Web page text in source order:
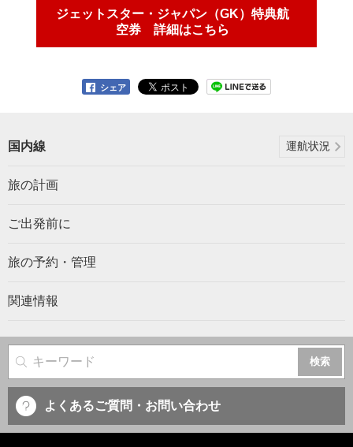
ジェットスター・ジャパン（GK）特典航
空券 詳細はこちら
シェア
国内線 運航状況
旅の計画
ご出発前に
旅の予約・管理
関連情報
サイト内検索
よくあるご質問・お問い合わせ